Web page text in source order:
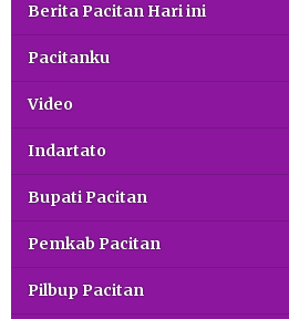
Berita Pacitan Hari ini
Pacitanku
Video
Indartato
Bupati Pacitan
Pemkab Pacitan
Pilbup Pacitan